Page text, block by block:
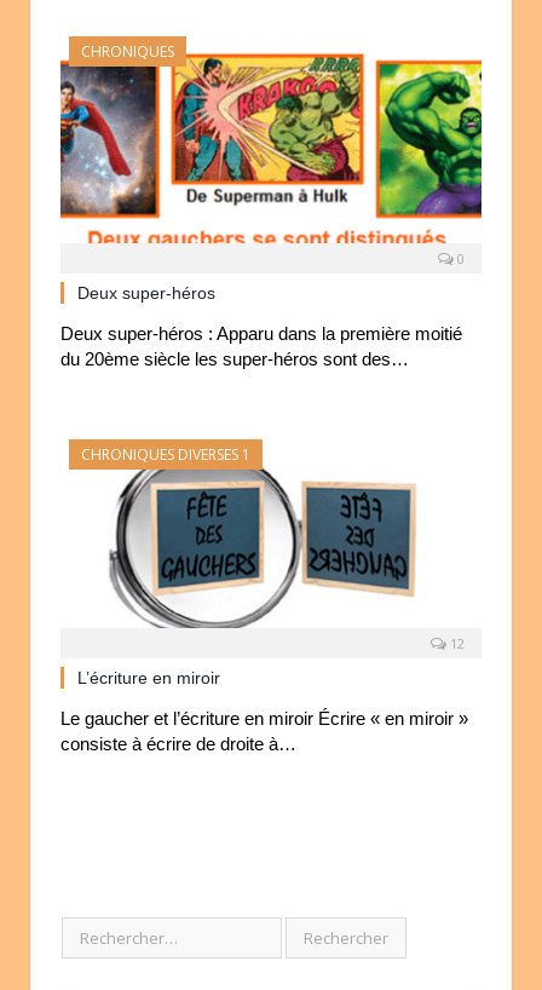
CHRONIQUES
0
Deux super-héros
Deux super-héros : Apparu dans la première moitié
du 20ème siècle les super-héros sont des…
CHRONIQUES DIVERSES 1
12
L’écriture en miroir
Le gaucher et l’écriture en miroir Écrire « en miroir »
consiste à écrire de droite à…